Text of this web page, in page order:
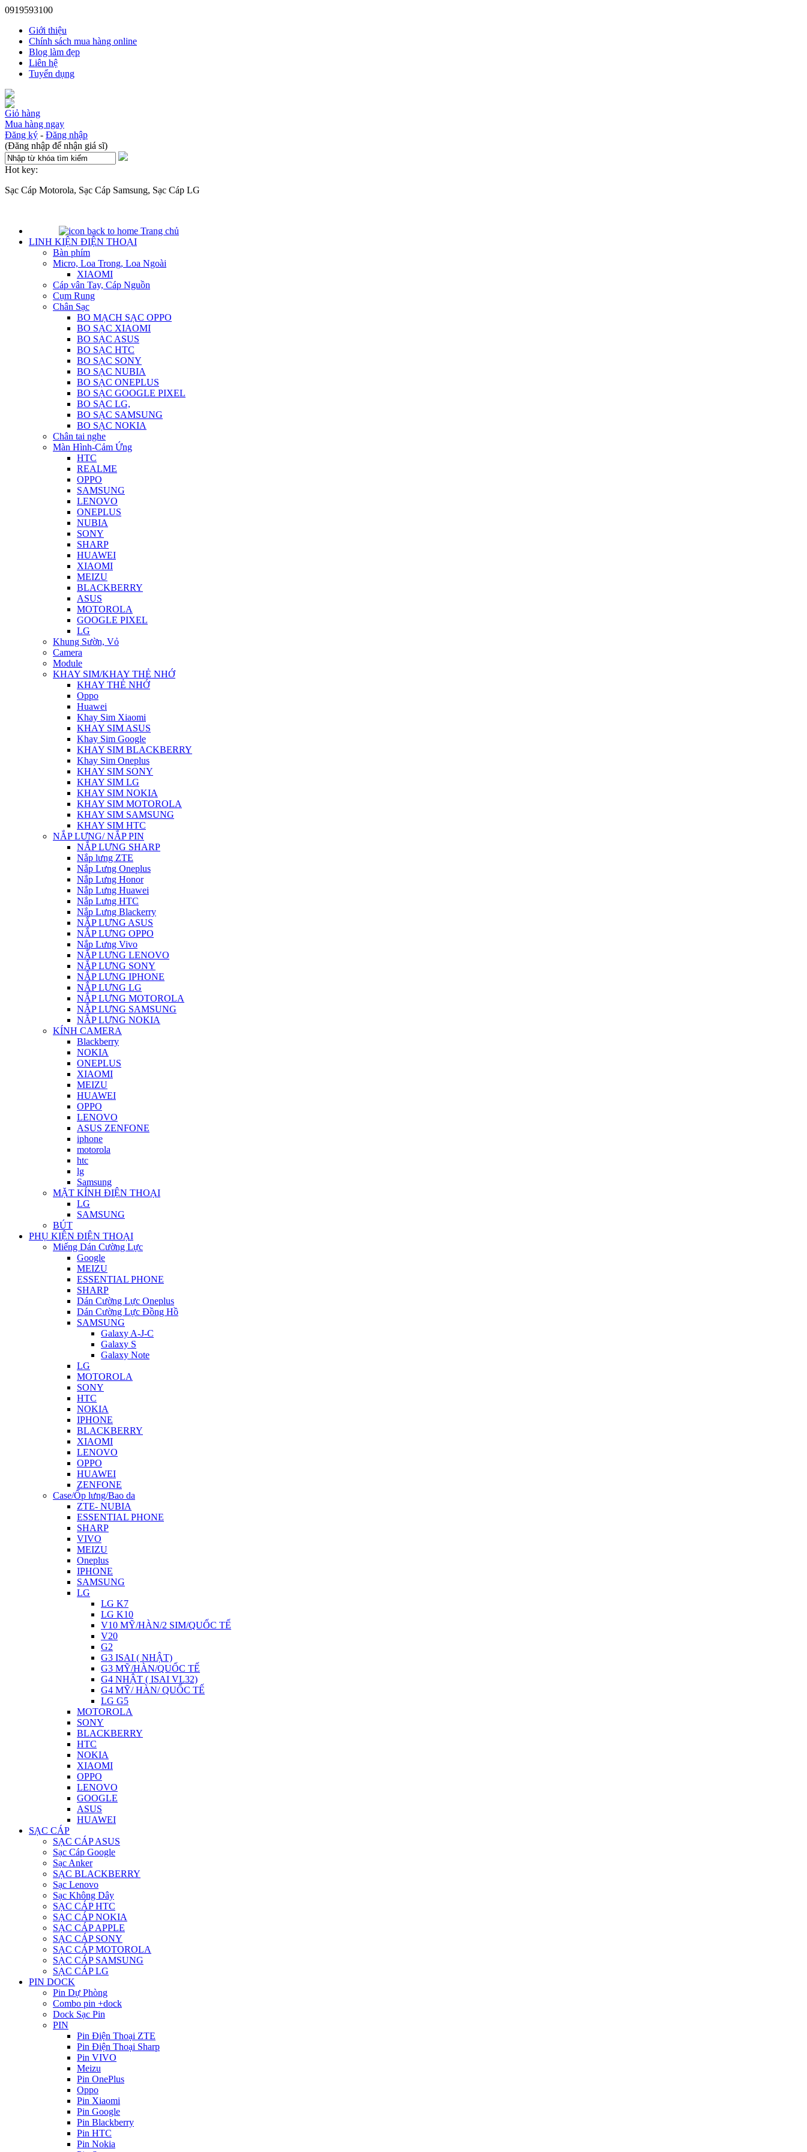
0919593100
Giới thiệu
Chính sách mua hàng online
Blog làm đẹp
Liên hệ
Tuyển dụng
Giỏ hàng
Mua hàng ngay
Đăng ký - Đăng nhập
(Đăng nhập để nhận giá sĩ)
Hot key:
Sạc Cáp Motorola, Sạc Cáp Samsung, Sạc Cáp LG
Trang chủ
LINH KIỆN ĐIỆN THOẠI
Bàn phím
Micro, Loa Trong, Loa Ngoài
XIAOMI
Cáp vân Tay, Cáp Nguồn
Cụm Rung
Chân Sạc
BO MẠCH SẠC OPPO
BO SẠC XIAOMI
BO SẠC ASUS
BO SẠC HTC
BO SẠC SONY
BO SẠC NUBIA
BO SẠC ONEPLUS
BO SẠC GOOGLE PIXEL
BO SẠC LG,
BO SẠC SAMSUNG
BO SẠC NOKIA
Chân tai nghe
Màn Hình-Cảm Ứng
HTC
REALME
OPPO
SAMSUNG
LENOVO
ONEPLUS
NUBIA
SONY
SHARP
HUAWEI
XIAOMI
MEIZU
BLACKBERRY
ASUS
MOTOROLA
GOOGLE PIXEL
LG
Khung Sườn, Vỏ
Camera
Module
KHAY SIM/KHAY THẺ NHỚ
KHAY THẺ NHỚ
Oppo
Huawei
Khay Sim Xiaomi
KHAY SIM ASUS
Khay Sim Google
KHAY SIM BLACKBERRY
Khay Sim Oneplus
KHAY SIM SONY
KHAY SIM LG
KHAY SIM NOKIA
KHAY SIM MOTOROLA
KHAY SIM SAMSUNG
KHAY SIM HTC
NẮP LƯNG/ NẮP PIN
NẮP LƯNG SHARP
Nắp lưng ZTE
Nắp Lưng Oneplus
Nắp Lưng Honor
Nắp Lưng Huawei
Nắp Lưng HTC
Nắp Lưng Blackerry
NẮP LƯNG ASUS
NẮP LƯNG OPPO
Nắp Lưng Vivo
NẮP LƯNG LENOVO
NẮP LƯNG SONY
NẮP LƯNG IPHONE
NẮP LƯNG LG
NẮP LƯNG MOTOROLA
NẮP LƯNG SAMSUNG
NẮP LƯNG NOKIA
KÍNH CAMERA
Blackberry
NOKIA
ONEPLUS
XIAOMI
MEIZU
HUAWEI
OPPO
LENOVO
ASUS ZENFONE
iphone
motorola
htc
lg
Samsung
MẶT KÍNH ĐIỆN THOẠI
LG
SAMSUNG
BÚT
PHỤ KIỆN ĐIỆN THOẠI
Miếng Dán Cường Lực
Google
MEIZU
ESSENTIAL PHONE
SHARP
Dán Cường Lực Oneplus
Dán Cường Lực Đồng Hồ
SAMSUNG
Galaxy A-J-C
Galaxy S
Galaxy Note
LG
MOTOROLA
SONY
HTC
NOKIA
IPHONE
BLACKBERRY
XIAOMI
LENOVO
OPPO
HUAWEI
ZENFONE
Case/Ốp lưng/Bao da
ZTE- NUBIA
ESSENTIAL PHONE
SHARP
VIVO
MEIZU
Oneplus
IPHONE
SAMSUNG
LG
LG K7
LG K10
V10 MỸ/HÀN/2 SIM/QUỐC TẾ
V20
G2
G3 ISAI ( NHẬT)
G3 MỸ/HÀN/QUỐC TẾ
G4 NHẬT ( ISAI VL32)
G4 MỸ/ HÀN/ QUỐC TẾ
LG G5
MOTOROLA
SONY
BLACKBERRY
HTC
NOKIA
XIAOMI
OPPO
LENOVO
GOOGLE
ASUS
HUAWEI
SẠC CÁP
SẠC CÁP ASUS
Sạc Cáp Google
Sạc Anker
SẠC BLACKBERRY
Sạc Lenovo
Sạc Không Dây
SẠC CÁP HTC
SẠC CÁP NOKIA
SẠC CÁP APPLE
SẠC CÁP SONY
SẠC CÁP MOTOROLA
SẠC CÁP SAMSUNG
SẠC CÁP LG
PIN DOCK
Pin Dự Phòng
Combo pin +dock
Dock Sạc Pin
PIN
Pin Điện Thoại ZTE
Pin Điện Thoại Sharp
Pin VIVO
Meizu
Pin OnePlus
Oppo
Pin Xiaomi
Pin Google
Pin Blackberry
Pin HTC
Pin Nokia